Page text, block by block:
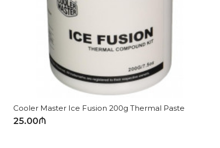
Cooler Master Ice Fusion 200g Thermal Paste
25.00₼